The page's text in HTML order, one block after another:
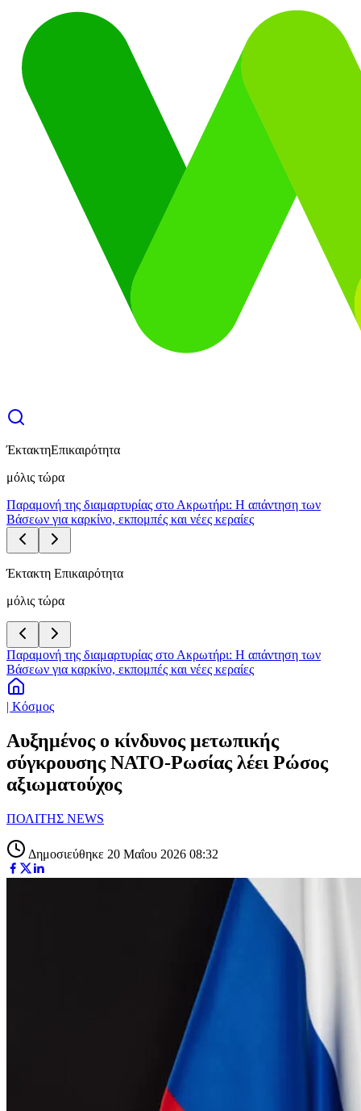
ΈκτακτηΕπικαιρότητα
μόλις τώρα
Παραμονή της διαμαρτυρίας στο Ακρωτήρι: Η απάντηση των
Βάσεων για καρκίνο, εκπομπές και νέες κεραίες
Έκτακτη Επικαιρότητα
μόλις τώρα
Παραμονή της διαμαρτυρίας στο Ακρωτήρι: Η απάντηση των
Βάσεων για καρκίνο, εκπομπές και νέες κεραίες
| Κόσμος
Αυξημένος ο κίνδυνος μετωπικής
σύγκρουσης ΝΑΤΟ-Ρωσίας λέει Ρώσος
αξιωματούχος
ΠΟΛΙΤΗΣ NEWS
Δημοσιεύθηκε 20 Μαΐου 2026 08:32